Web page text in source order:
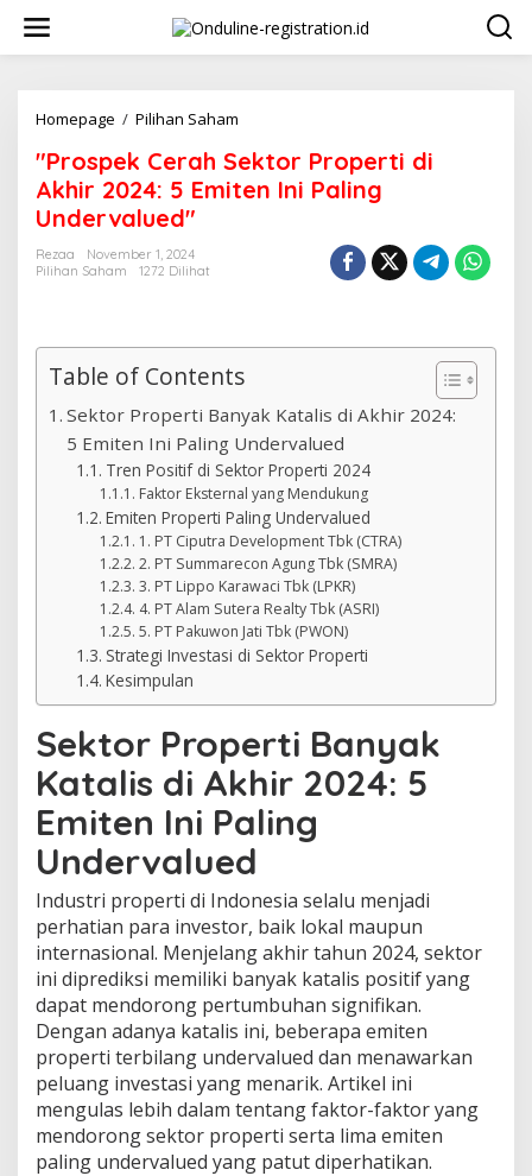
konten
Homepage / Pilihan Saham
Sektor
Properti
di
Undervalued"
"Prospek Cerah Sektor Properti di
Akhir 2024: 5 Emiten Ini Paling
Undervalued"
Rezaa
November 1, 2024
Pilihan Saham
1272 Dilihat
Table of Contents
Sektor Properti Banyak Katalis di Akhir 2024:
5 Emiten Ini Paling Undervalued
Tren Positif di Sektor Properti 2024
Faktor Eksternal yang Mendukung
Emiten Properti Paling Undervalued
1. PT Ciputra Development Tbk (CTRA)
2. PT Summarecon Agung Tbk (SMRA)
3. PT Lippo Karawaci Tbk (LPKR)
4. PT Alam Sutera Realty Tbk (ASRI)
5. PT Pakuwon Jati Tbk (PWON)
Strategi Investasi di Sektor Properti
Kesimpulan
Sektor Properti Banyak
Katalis di Akhir 2024: 5
Emiten Ini Paling
Undervalued
Industri properti di Indonesia selalu menjadi
perhatian para investor, baik lokal maupun
internasional. Menjelang akhir tahun 2024, sektor
ini diprediksi memiliki banyak katalis positif yang
dapat mendorong pertumbuhan signifikan.
Dengan adanya katalis ini, beberapa emiten
properti terbilang undervalued dan menawarkan
peluang investasi yang menarik. Artikel ini
mengulas lebih dalam tentang faktor-faktor yang
mendorong sektor properti serta lima emiten
paling undervalued yang patut diperhatikan.